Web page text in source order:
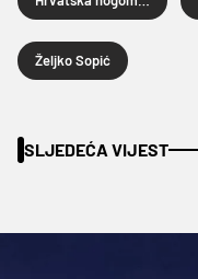
Željko Sopić
SLJEDEĆA VIJEST